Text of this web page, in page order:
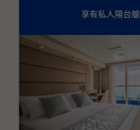
享有私人陽台艙